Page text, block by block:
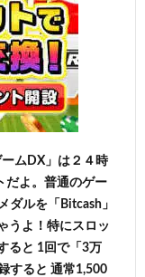
ムDX」は２４時
だよ。普通のゲー
ダルを「Bitcash」
うよ！特にスロッ
ると 1回で「3万
すると 通常1,500